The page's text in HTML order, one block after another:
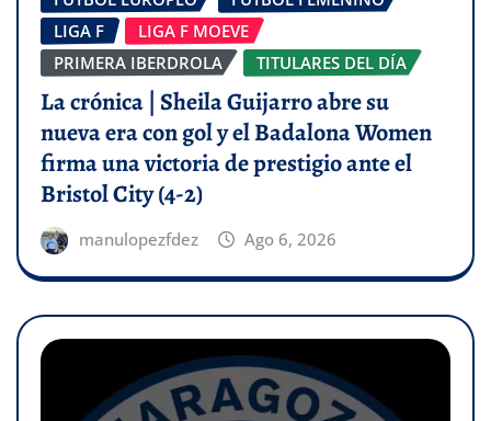
LIGA F
LIGA F MOEVE
PRIMERA IBERDROLA
TITULARES DEL DÍA
La crónica | Sheila Guijarro abre su
nueva era con gol y el Badalona Women
firma una victoria de prestigio ante el
Bristol City (4-2)
manulopezfdez Ago 6, 2026